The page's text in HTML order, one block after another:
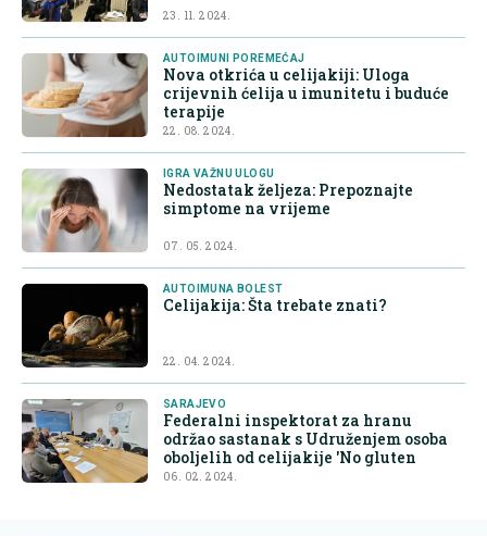
23. 11. 2024.
AUTOIMUNI POREMEĆAJ
Nova otkrića u celijakiji: Uloga
crijevnih ćelija u imunitetu i buduće
terapije
22. 08. 2024.
IGRA VAŽNU ULOGU
Nedostatak željeza: Prepoznajte
simptome na vrijeme
07. 05. 2024.
AUTOIMUNA BOLEST
Celijakija: Šta trebate znati?
22. 04. 2024.
SARAJEVO
Federalni inspektorat za hranu
održao sastanak s Udruženjem osoba
oboljelih od celijakije 'No gluten
06. 02. 2024.